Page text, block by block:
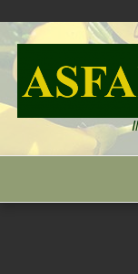
Skip
to
content